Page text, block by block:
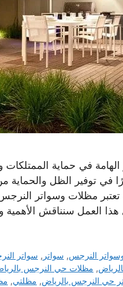
الهامة في حماية
في توفير الظل
تعتبر مظلات وسواتر
العمل سنناقش الأهمية
النرجس, سواتر , سواتر
, مظلات حي النرجس
حي النرجس بالرياض, مظلتي,